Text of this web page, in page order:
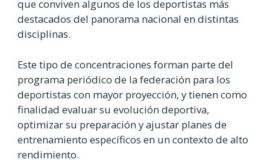
que conviven algunos de los deportistas más
destacados del panorama nacional en distintas
disciplinas.
Este tipo de concentraciones forman parte del
programa periódico de la federación para los
deportistas con mayor proyección, y tienen como
finalidad evaluar su evolución deportiva,
optimizar su preparación y ajustar planes de
entrenamiento específicos en un contexto de alto
rendimiento.